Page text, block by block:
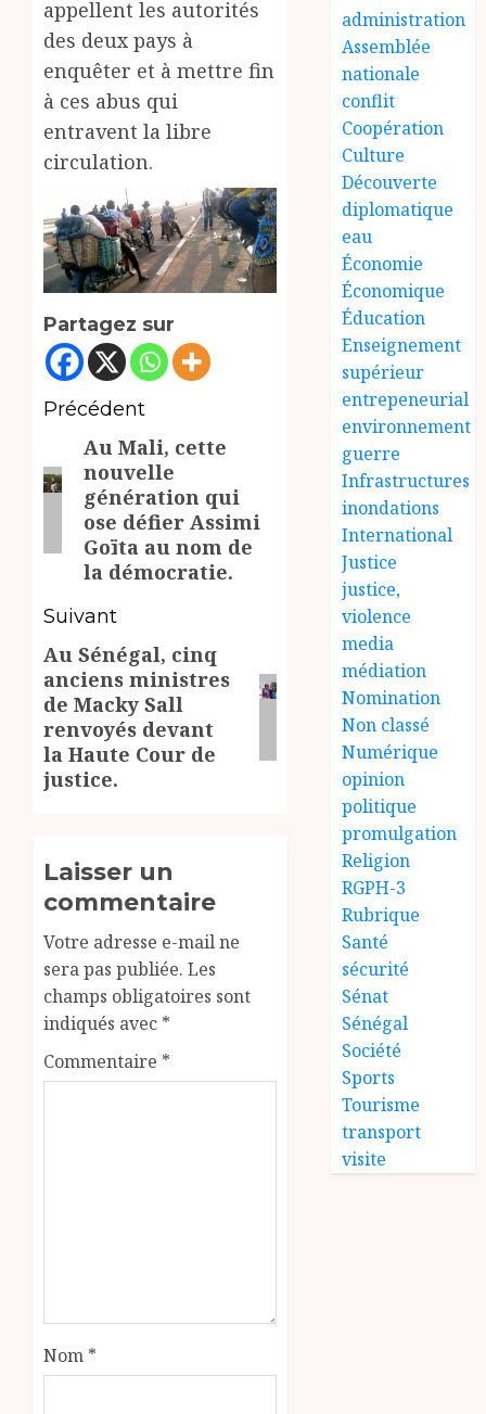
appellent les autorités
des deux pays à
enquêter et à mettre fin
à ces abus qui
entravent la libre
circulation.
Partagez sur
Navigation
d’article
Précédent
Article
précédent:
Au Mali, cette
nouvelle
génération qui
ose défier Assimi
Goïta au nom de
la démocratie.
Suivant
Article
suivant:
Au Sénégal, cinq
anciens ministres
de Macky Sall
renvoyés devant
la Haute Cour de
justice.
Laisser un
commentaire
Votre adresse e-mail ne
sera pas publiée. Les
champs obligatoires sont
indiqués avec *
Commentaire *
Nom *
administration
Assemblée
nationale
conflit
Coopération
Culture
Découverte
diplomatique
eau
Économie
Économique
Éducation
Enseignement
supérieur
entrepeneurial
environnement
guerre
Infrastructures
inondations
International
Justice
justice,
violence
media
médiation
Nomination
Non classé
Numérique
opinion
politique
promulgation
Religion
RGPH-3
Rubrique
Santé
sécurité
Sénat
Sénégal
Société
Sports
Tourisme
transport
visite